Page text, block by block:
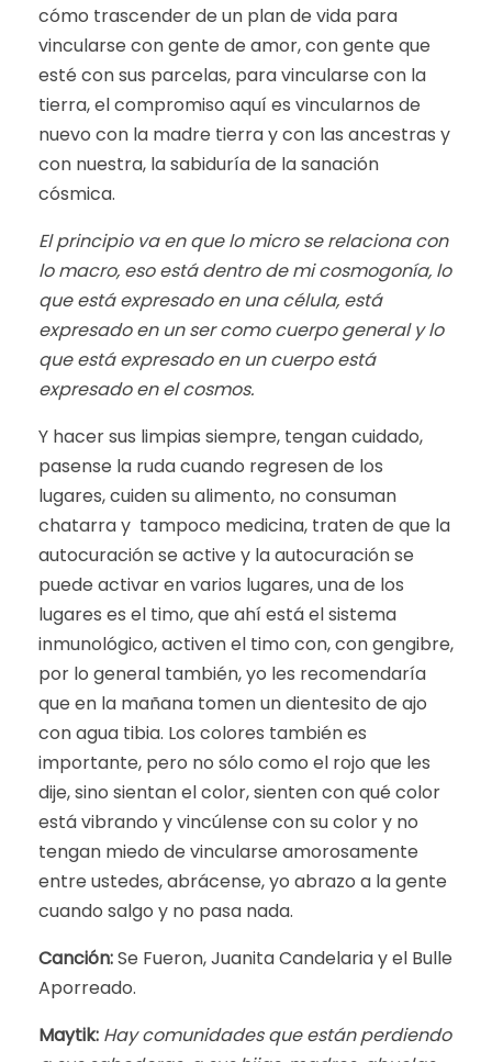
cómo trascender de un plan de vida para
vincularse con gente de amor, con gente que
esté con sus parcelas, para vincularse con la
tierra, el compromiso aquí es vincularnos de
nuevo con la madre tierra y con las ancestras y
con nuestra, la sabiduría de la sanación
cósmica.
El principio va en que lo micro se relaciona con
lo macro, eso está dentro de mi cosmogonía, lo
que está expresado en una célula, está
expresado en un ser como cuerpo general y lo
que está expresado en un cuerpo está
expresado en el cosmos.
Y hacer sus limpias siempre, tengan cuidado,
pasense la ruda cuando regresen de los
lugares, cuiden su alimento, no consuman
chatarra y tampoco medicina, traten de que la
autocuración se active y la autocuración se
puede activar en varios lugares, una de los
lugares es el timo, que ahí está el sistema
inmunológico, activen el timo con, con gengibre,
por lo general también, yo les recomendaría
que en la mañana tomen un dientesito de ajo
con agua tibia. Los colores también es
importante, pero no sólo como el rojo que les
dije, sino sientan el color, sienten con qué color
está vibrando y vincúlense con su color y no
tengan miedo de vincularse amorosamente
entre ustedes, abrácense, yo abrazo a la gente
cuando salgo y no pasa nada.
Canción:Se Fueron, Juanita Candelaria y el Bulle
Aporreado.
Maytik: Hay comunidades que están perdiendo